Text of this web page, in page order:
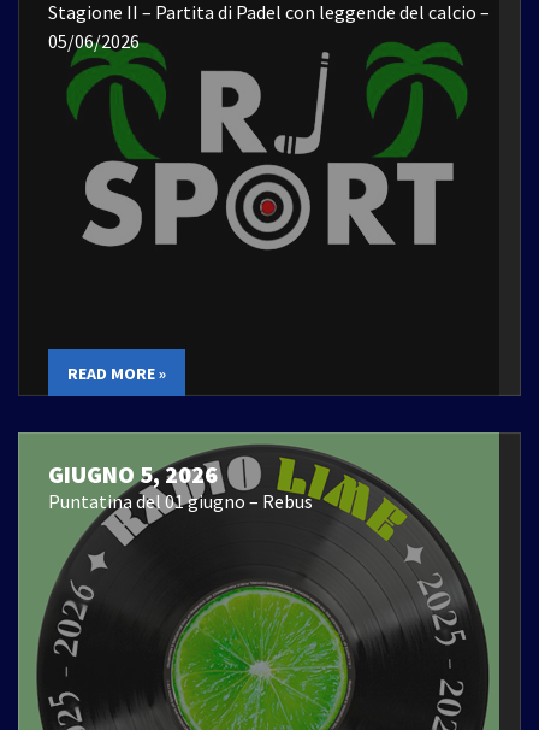
Stagione II – Partita di Padel con leggende del calcio –
05/06/2026
READ MORE »
GIUGNO 5, 2026
Puntatina del 01 giugno – Rebus